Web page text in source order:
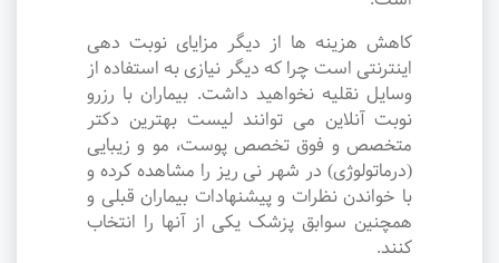
کاهش هزینه ها از دیگر مزایای نوبت دهی
اینترنتی است چرا که دیگر نیازی به استفاده از
وسایل نقلیه نخواهید داشت. بیماران با رزرو
نوبت آنلاین می توانند لیست بهترین دکتر
متخصص و فوق تخصص پوست، مو و زیبایی
(درماتولوژی) در شهر نی ریز را مشاهده کرده و
با خواندن نظرات و پیشنهادات بیماران قبلی و
همچنین سوابق پزشک یکی از آنها را انتخاب
کنند.